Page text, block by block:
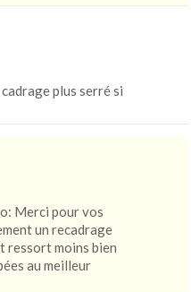
plus serré si
Merci pour vos
un recadrage
ressort moins bien
au meilleur